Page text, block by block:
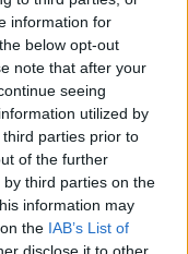
information for
below opt-out
note that after your
seeing
utilized by
parties prior to
of the further
third parties on the
information may
the IAB’s List of
00:00:30
dviejų moterų ir